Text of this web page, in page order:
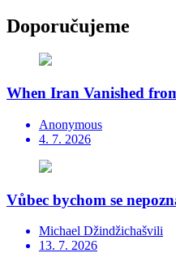
Doporučujeme
When Iran Vanished
Anonymous
4. 7. 2026
Vůbec bychom se
Michael Džindžichašvili
13. 7. 2026